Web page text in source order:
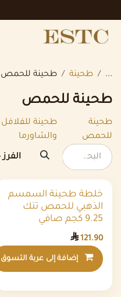
... طحينة طحينة للحمص
طحينة للحمص
طحينة
للحمص
طحينة للفلافل
والشاورما
خلطة طحينة السمسم
الذهبي للحمص تنك
9.25 كجم صافي
121.90

إضافة إلى عربة التسوق